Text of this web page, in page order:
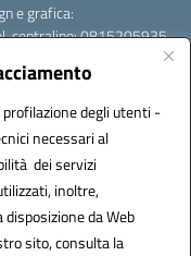
degli utenti -
necessari al
dei servizi
inoltre,
da Web
sito, consulta la
e grafica:
centralino: 0815205935
0818850905
|
ufficio: UFOYYV |